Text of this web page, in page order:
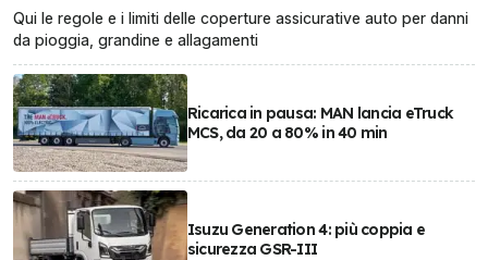
Qui le regole e i limiti delle coperture assicurative auto per danni
da pioggia, grandine e allagamenti
Ricarica in pausa: MAN lancia eTruck
MCS, da 20 a 80% in 40 min
Isuzu Generation 4: più coppia e
sicurezza GSR-III